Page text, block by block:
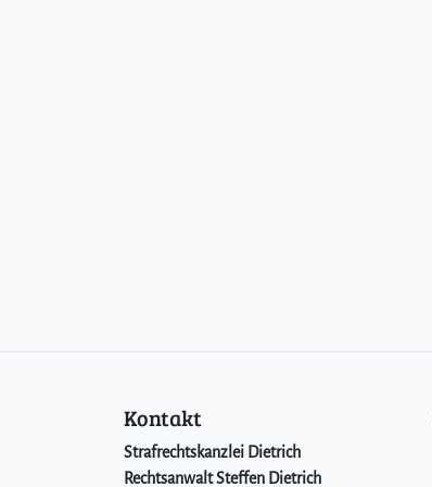
Kontakt
Strafrechtskanzlei Dietrich
Rechtsanwalt Steffen Dietrich